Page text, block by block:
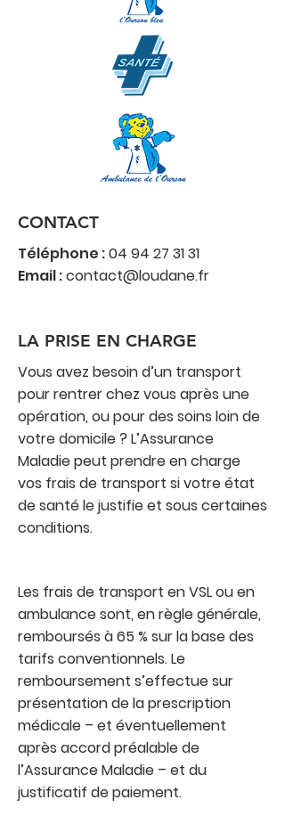
CONTACT
Téléphone :04 94 27 31 31
Email :contact@loudane.fr
LA PRISE EN CHARGE
Vous avez besoin d’un transport
pour rentrer chez vous après une
opération, ou pour des soins loin de
votre domicile ? L’Assurance
Maladie peut prendre en charge
vos frais de transport si votre état
de santé le justifie et sous certaines
conditions.
Les frais de transport en VSL ou en
ambulance sont, en règle générale,
remboursés à 65 % sur la base des
tarifs conventionnels. Le
remboursement s’effectue sur
présentation de la prescription
médicale – et éventuellement
après accord préalable de
l’Assurance Maladie – et du
justificatif de paiement.